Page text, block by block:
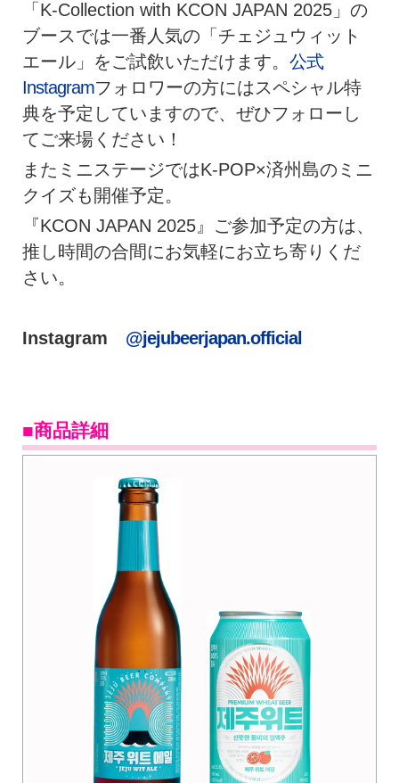
「K-Collection with KCON JAPAN 2025」の
ブースでは一番人気の「チェジュウィット
エール」をご試飲いただけます。 公式
Instagramフォロワーの方にはスペシャル特
典を予定していますので、ぜひフォローし
てご来場ください！
またミニステージではK-POP×済州島のミニ
クイズも開催予定。
『KCON JAPAN 2025』ご参加予定の方は、
推し時間の合間にお気軽にお立ち寄りくだ
さい。
Instagram @jejubeerjapan.official
■商品詳細